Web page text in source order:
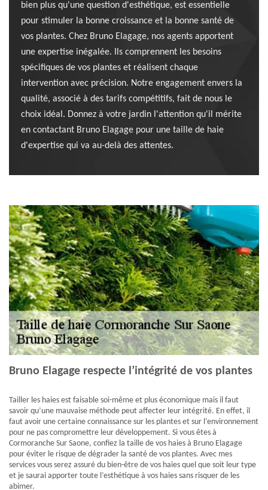
bien plus qu'une question d'esthétique, est essentielle
pour stimuler la bonne croissance et la bonne santé de
vos plantes. Chez Bruno Elagage, nos agents apportent
une expertise inégalée. Ils comprennent les besoins
spécifiques de vos plantes et réalisent chaque
intervention avec précision. Notre engagement envers la
qualité, associé à des tarifs compétitifs, fait de nous le
choix idéal. Donnez à votre jardin l'attention qu'il mérite
en contactant Bruno Elagage pour une taille de haie
d'expertise qui va au-delà des attentes.
Bruno Elagage respecte l’intégrité de vos plantes
Tailler les haies est faisable soi-même et plus économique mais il faut
savoir qu’une mauvaise méthode peut affecter leur intégrité. En effet, il
faut avoir une certaine connaissance sur les plantes et sur l’environnement
pour ne pas compromettre leur développement. Si vous êtes à
Cormoranche Sur Saone, confiez la taille de vos haies à Bruno Elagage
pour éviter le risque de dégrader la santé de vos plantes. Avec mes
services vous serez assuré du bien-être de vos haies quel que soit leur type
et je saurai apporter toute l’esthétique à vos haies sans risquer de les
abimer.